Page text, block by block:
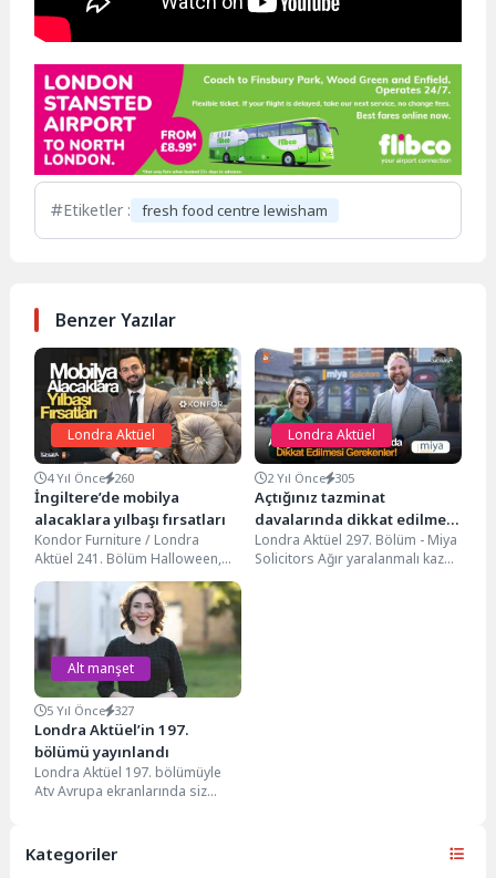
Etiketler : fresh food centre lewisham
Benzer Yazılar
Londra Aktüel
4 Yıl Önce 260
İngiltere’de mobilya
alacaklara yılbaşı fırsatları
Kondor Furniture / Londra
Aktüel 241. Bölüm Halloween,
black friday, christmas ve yılbaşı
indirimleri Konfor...
Londra Aktüel
2 Yıl Önce 305
Açtığınız tazminat
davalarında dikkat edilmesi
gerekenler…
Londra Aktüel 297. Bölüm - Miya
Solicitors Ağır yaralanmalı kaza
Alt manşet
5 Yıl Önce 327
Londra Aktüel’in 197.
bölümü yayınlandı
Londra Aktüel 197. bölümüyle
Atv Avrupa ekranlarında siz
Kategoriler